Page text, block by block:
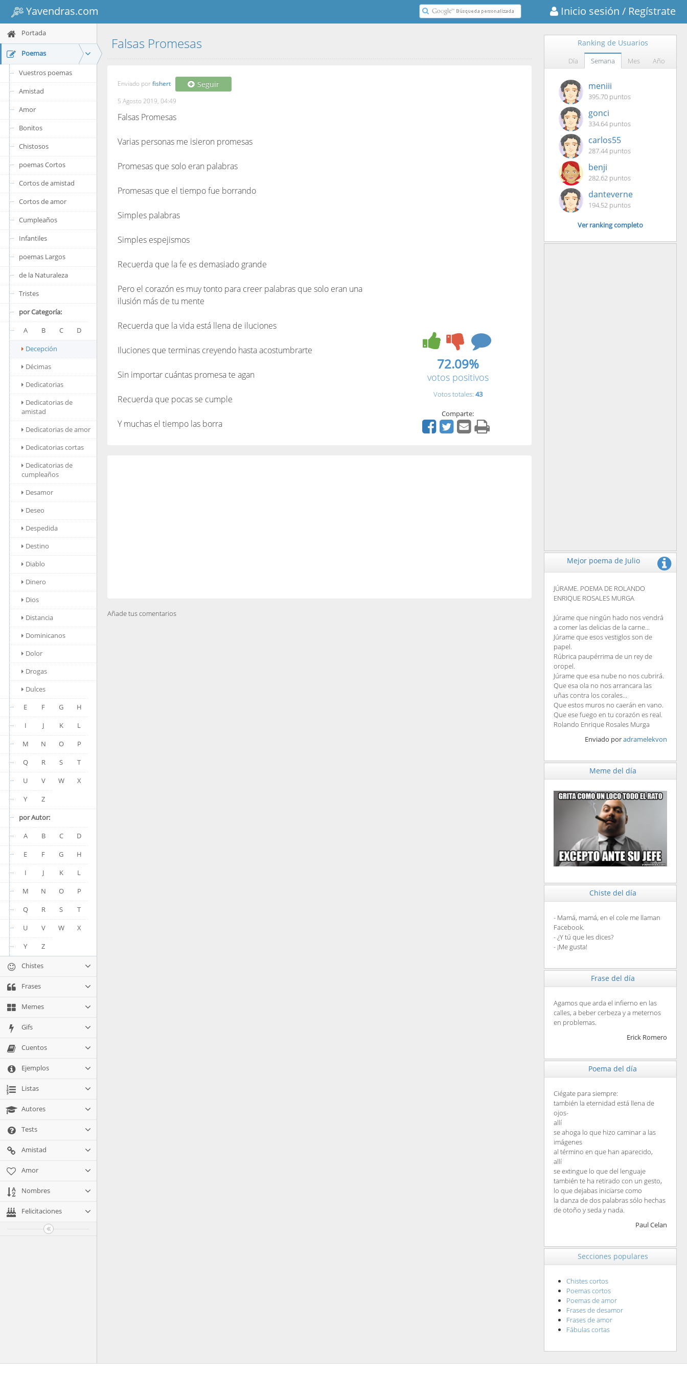
Yavendras.com Inicio sesión / Regístrate
Portada
Poemas
Vuestros poemas
Amistad
Amor
Bonitos
Chistosos
poemas Cortos
Cortos de amistad
Cortos de amor
Cumpleaños
Infantiles
poemas Largos
de la Naturaleza
Tristes
por Categoría:
A
B C
D
Decepción
Décimas
Dedicatorias
Dedicatorias de
amistad
Dedicatorias de amor
Dedicatorias cortas
Dedicatorias de
cumpleaños
Desamor
Deseo
Despedida
Destino
Diablo
Dinero
Dios
Distancia
Dominicanos
Dolor
Drogas
Dulces
E
F G
H
I
J K
L
M
N O
P
Q
R S
T
U
V W
X
Y
Z
por Autor:
A
B C
D
E
F G
H
I
J K
L
M
N O
P
Q
R S
T
U
V W
X
Y
Z
Chistes
Frases
Memes
Gifs
Cuentos
Ejemplos
Listas
Autores
Tests
Amistad
Amor
Nombres
Felicitaciones
Falsas Promesas
Enviado por fishert Seguir
5 Agosto 2019, 04:49
Falsas Promesas
Varias personas me isieron promesas
Promesas que solo eran palabras
Promesas que el tiempo fue borrando
Simples palabras
Simples espejismos
Recuerda que la fe es demasiado grande
Pero el corazón es muy tonto para creer palabras que solo eran una
ilusión más de tu mente
Recuerda que la vida está llena de iluciones
Iluciones que terminas creyendo hasta acostumbrarte
Sin importar cuántas promesa te agan
Recuerda que pocas se cumple
Y muchas el tiempo las borra
72.09%
votos positivos
Votos totales: 43
Comparte:
Añade tus comentarios
Ranking de Usuarios
Día Semana Mes Año
meniii
395.70 puntos
gonci
334.64 puntos
carlos55
287.44 puntos
benji
282.62 puntos
danteverne
194.52 puntos
Ver ranking completo
Mejor poema de Julio
JÚRAME. POEMA DE ROLANDO
ENRIQUE ROSALES MURGA
Júrame que ningún hado nos vendrá
a comer las delicias de la carne...
Júrame que esos vestiglos son de
papel.
Rúbrica paupérrima de un rey de
oropel.
Júrame que esa nube no nos cubrirá.
Que esa ola no nos arrancara las
uñas contra los corales...
Que estos muros no caerán en vano.
Que ese fuego en tu corazón es real.
Rolando Enrique Rosales Murga
Enviado poradramelekvon
Meme del día
Chiste del día
- Mamá, mamá, en el cole me llaman
Facebook.
- ¿Y tú que les dices?
- ¡Me gusta!
Frase del día
Agamos que arda el infierno en las
calles, a beber cerbeza y a meternos
en problemas.
Erick Romero
Poema del día
Ciégate para siempre:
también la eternidad está llena de
ojos-
allí
se ahoga lo que hizo caminar a las
imágenes
al término en que han aparecido,
allí
se extingue lo que del lenguaje
también te ha retirado con un gesto,
lo que dejabas iniciarse como
la danza de dos palabras sólo hechas
de otoño y seda y nada.
Paul Celan
Secciones populares
Chistes cortos
Poemas cortos
Poemas de amor
Frases de desamor
Frases de amor
Fábulas cortas